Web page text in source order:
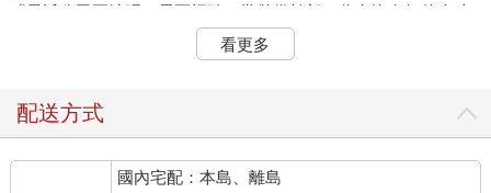
「最近公司要擴張，需要招聘一批儲備幹部，你有沒有好的人才
或交流的過程當中，彼此都會分享推薦的理由，也就是推薦的邏
常發生在談話當中。
那就是，這些提出推薦清單的人，提出的人事物都是他們腦袋裡
看更多
配送方式
國內宅配：本島、離島